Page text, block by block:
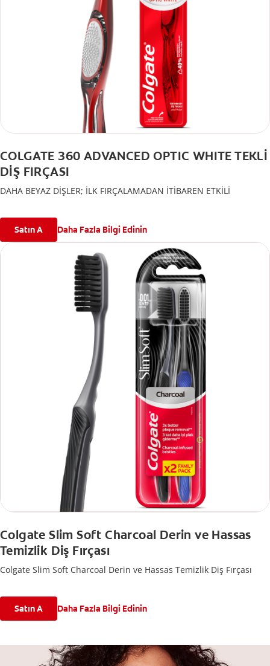
COLGATE 360 ADVANCED OPTIC WHITE TEKLİ
DİŞ FIRÇASI
DAHA BEYAZ DİŞLER; İLK FIRÇALAMADAN İTİBAREN ETKİLİ
Satın A Daha Fazla Bilgi Edinin
Colgate Slim Soft Charcoal Derin ve Hassas
Temizlik Diş Fırçası
Colgate Slim Soft Charcoal Derin ve Hassas Temizlik Diş Fırçası
Satın A Daha Fazla Bilgi Edinin